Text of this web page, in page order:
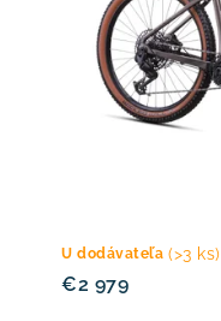
U dodávateľa (>3 ks)
€2 979